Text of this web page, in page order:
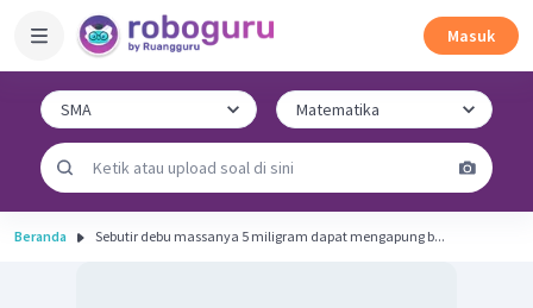
Masuk
Beranda Sebutir debu massanya 5 miligram dapat mengapung b...